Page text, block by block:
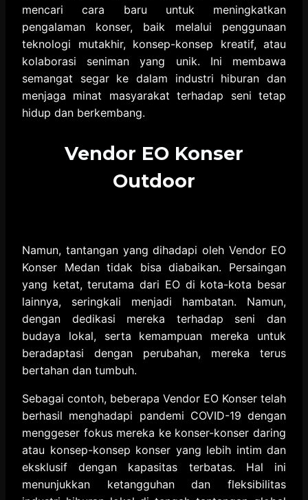
mencari cara baru untuk meningkatkan
pengalaman konser, baik melalui penggunaan
teknologi mutakhir, konsep-konsep kreatif, atau
kolaborasi seniman yang unik. Ini membawa
semangat segar ke dalam industri hiburan dan
menjaga minat masyarakat terhadap seni tetap
hidup dan berkembang.
Vendor EO Konser
Outdoor
Namun, tantangan yang dihadapi oleh Vendor EO
Konser Medan tidak bisa diabaikan. Persaingan
yang ketat, terutama dari EO di kota-kota besar
lainnya, seringkali menjadi hambatan. Namun,
dengan dedikasi mereka terhadap seni dan
budaya lokal, serta kemampuan mereka untuk
beradaptasi dengan perubahan, mereka terus
bertahan dan tumbuh.
Sebagai contoh, beberapa Vendor EO Konser telah
berhasil menghadapi pandemi COVID-19 dengan
menggeser fokus mereka ke konser-konser daring
atau konsep-konsep konser yang lebih intim dan
eksklusif dengan kapasitas terbatas. Hal ini
menunjukkan ketangguhan dan fleksibilitas